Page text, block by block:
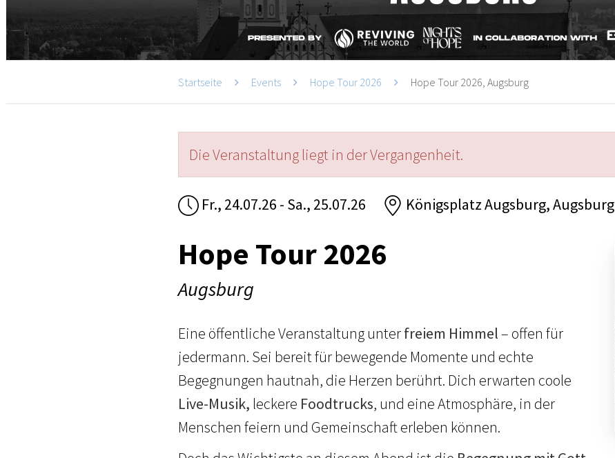
Startseite Events Hope Tour 2026 Hope Tour 2026, Augsburg
Die Veranstaltung liegt in der Vergangenheit.
Fr., 24.07.26 - Sa., 25.07.26 Königsplatz Augsburg, Augsburg
Hope Tour 2026
Augsburg
Eine öffentliche Veranstaltung unterfreiem Himmel– offen für
jedermann. Sei bereit für bewegende Momente und echte
Begegnungen hautnah, die Herzen berührt. Dich erwarten coole
Live-Musik, leckere Foodtrucks, und eine Atmosphäre, in der
Menschen feiern und Gemeinschaft erleben können.